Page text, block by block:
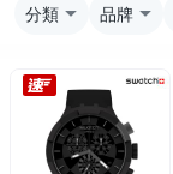
分類 品牌